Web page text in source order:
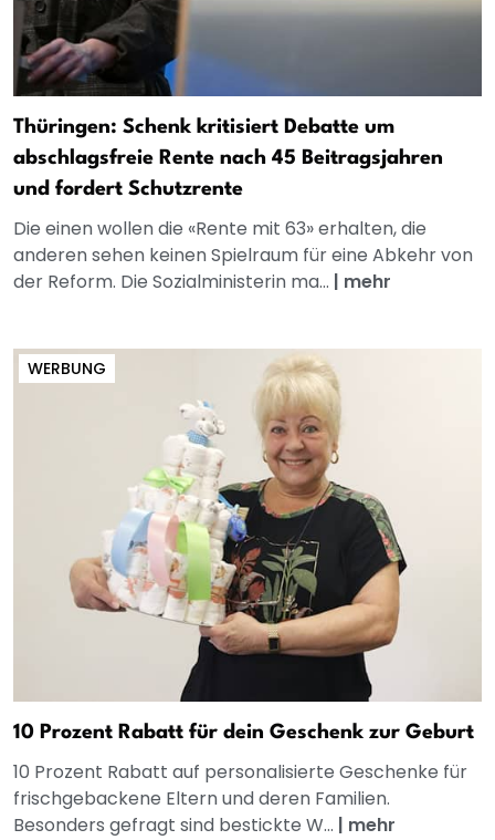
Thüringen: Schenk kritisiert Debatte um
abschlagsfreie Rente nach 45 Beitragsjahren
und fordert Schutzrente
Die einen wollen die «Rente mit 63» erhalten, die
anderen sehen keinen Spielraum für eine Abkehr von
der Reform. Die Sozialministerin ma... | mehr
WERBUNG
10 Prozent Rabatt für dein Geschenk zur Geburt
10 Prozent Rabatt auf personalisierte Geschenke für
frischgebackene Eltern und deren Familien.
Besonders gefragt sind bestickte W... | mehr